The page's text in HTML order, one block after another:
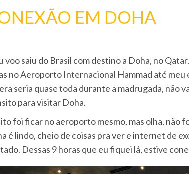
EM DOHA
voo saiu do Brasil com destino a Doha, no
no Aeroporto Internacional Hammad até meu
seria quase toda durante a madrugada, não
para visitar Doha.
foi ficar no aeroporto mesmo, mas olha, não
é lindo, cheio de coisas pra ver e internet de
Dessas 9 horas que eu fiquei lá, estive